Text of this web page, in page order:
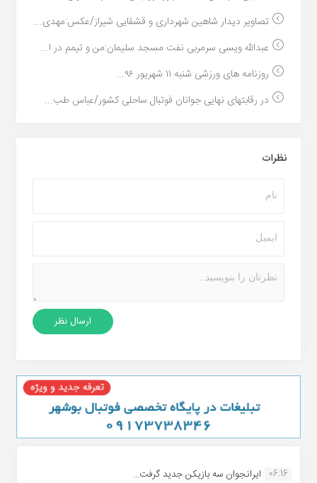
تصاویر دیدار شاهین شهرداری و قشقایی شیراز/عکس:مهدی...
عبدالله ویسی سرمربی نفت مسجد سلیمان:من و تیمم در ا...
روزنامه های ورزشی شنبه ۱۱ شهریور ۹۶...
در رقابتهای نهایی جوانان فوتبال ساحلی کشور/عباس طب...
نظرات
06:16 ایرانجوان سه بازیکن جدید گرفت...